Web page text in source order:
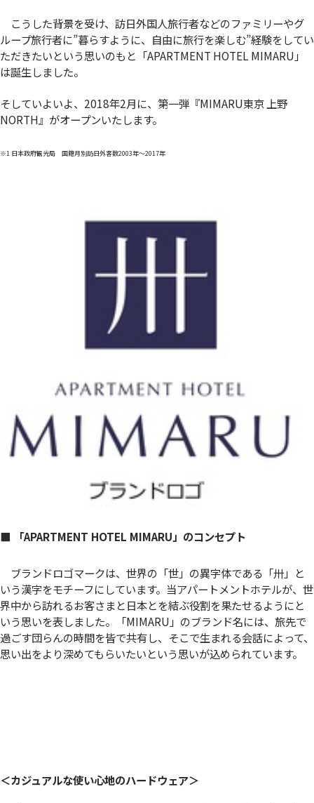
こうした背景を受け、訪日外国人旅行者などのファミリーやグ
ループ旅行者に”暮らすように、自由に旅行を楽しむ”経験をしてい
ただきたいという思いのもと「APARTMENT HOTEL MIMARU」
は誕生しました。
そしていよいよ、2018年2月に、第一弾『MIMARU東京 上野
NORTH』がオープンいたします。
※1 日本政府観光局 国籍月別訪日外客数2003年～2017年
■ 「APARTMENT HOTEL MIMARU」のコンセプト
ブランドロゴマークは、世界の「世」の異字体である「卅」と
いう漢字をモチーフにしています。当アパートメントホテルが、世
界中から訪れるお客さまと日本とを結ぶ役割を果たせるようにと
いう思いを表しました。「MIMARU」のブランド名には、旅先で
過ごす団らんの時間を皆で共有し、そこで生まれる会話によって、
思い出をより深めてもらいたいという思いが込められています。
＜カジュアルな使い心地のハードウェア＞